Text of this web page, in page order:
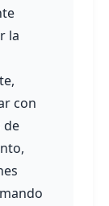
la
con
de